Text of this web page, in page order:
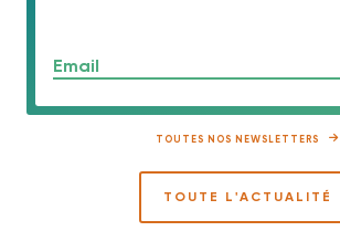
Email
TOUTES NOS NEWSLETTERS
TOUTE L'ACTUALITÉ